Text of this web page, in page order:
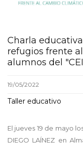
Charla
refugios frente
alumnos del
19/05/2022
Taller educativo
El jueves 19 de mayo
DIEGO LAÍNEZ en